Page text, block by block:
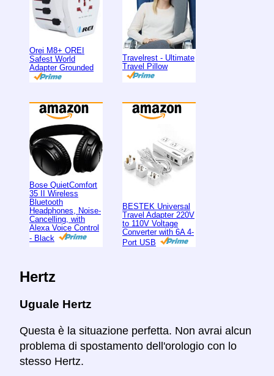
Orei M8+ OREI
Safest World
Adapter Grounded
Travelrest - Ultimate
Travel Pillow
Bose QuietComfort
35 II Wireless
Bluetooth
Headphones, Noise-
Cancelling, with
Alexa Voice Control
- Black
BESTEK Universal
Travel Adapter 220V
to 110V Voltage
Converter with 6A 4-
Port USB
Hertz
Uguale Hertz
Questa è la situazione perfetta. Non avrai alcun
problema di spostamento dell'orologio con lo
stesso Hertz.